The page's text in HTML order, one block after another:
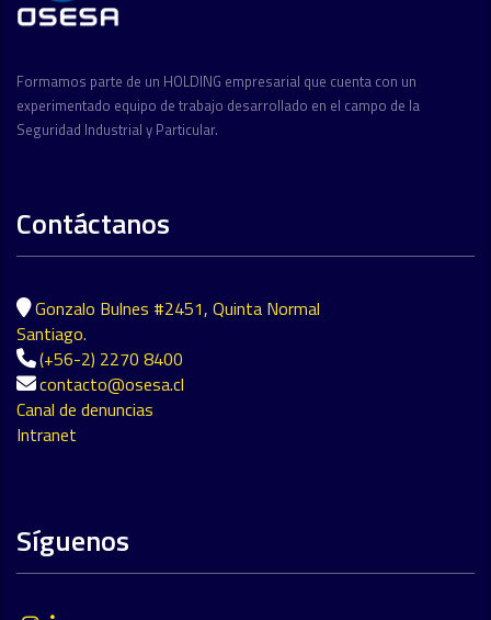
Formamos parte de un HOLDING empresarial que cuenta con un
experimentado equipo de trabajo desarrollado en el campo de la
Seguridad Industrial y Particular.
Contáctanos
Gonzalo Bulnes #2451, Quinta Normal
Santiago.
(+56-2) 2270 8400
contacto@osesa.cl
Canal de denuncias
Intranet
Síguenos